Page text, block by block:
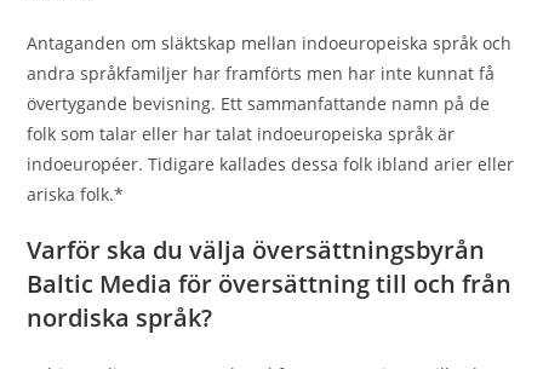
Antaganden om släktskap mellan indoeuropeiska språk och
andra språkfamiljer har framförts men har inte kunnat få
övertygande bevisning. Ett sammanfattande namn på de
folk som talar eller har talat indoeuropeiska språk är
indoeuropéer. Tidigare kallades dessa folk ibland arier eller
ariska folk.*
Varför ska du välja översättningsbyrån
Baltic Media för översättning till och från
nordiska språk?